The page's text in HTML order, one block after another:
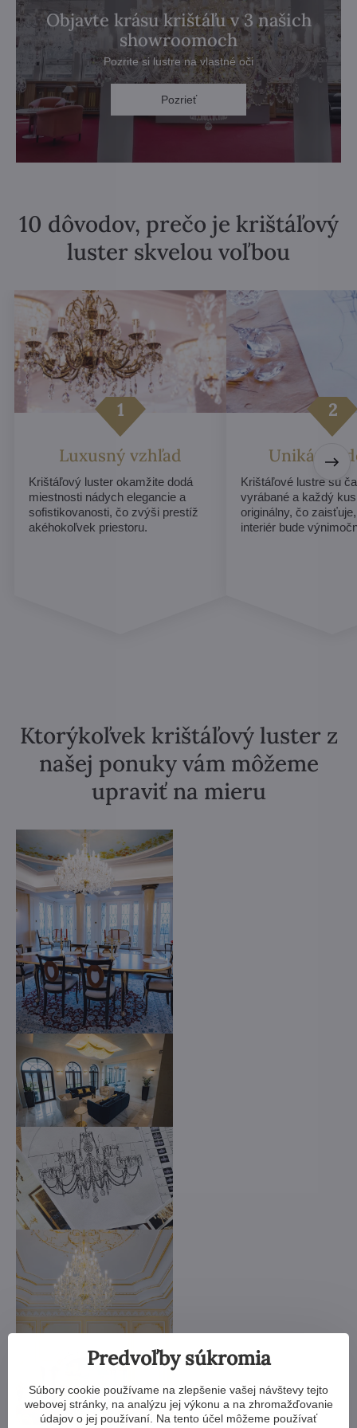
Objavte krásu krištáľu v 3 našich
showroomoch
Pozrite si lustre na vlastné oči
Pozrieť
10 dôvodov, prečo je krištáľový
luster skvelou voľbou
Luxusný vzhľad
Krištáľový luster okamžite dodá
miestnosti nádych elegancie a
sofistikovanosti, čo zvýši prestíž
akéhokoľvek priestoru.
Unikátny
Krištáľové lustre sú
vyrábané a každý
originálny, čo
interiér bude
Ktorýkoľvek krištáľový luster z
našej ponuky vám môžeme
upraviť na mieru
Predvoľby súkromia
Súbory cookie používame na zlepšenie vašej návštevy tejto
webovej stránky, na analýzu jej výkonu a na zhromažďovanie
údajov o jej používaní. Na tento účel môžeme používať